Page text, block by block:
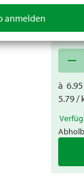
remove
à 6.95
5.79 /
anmelden